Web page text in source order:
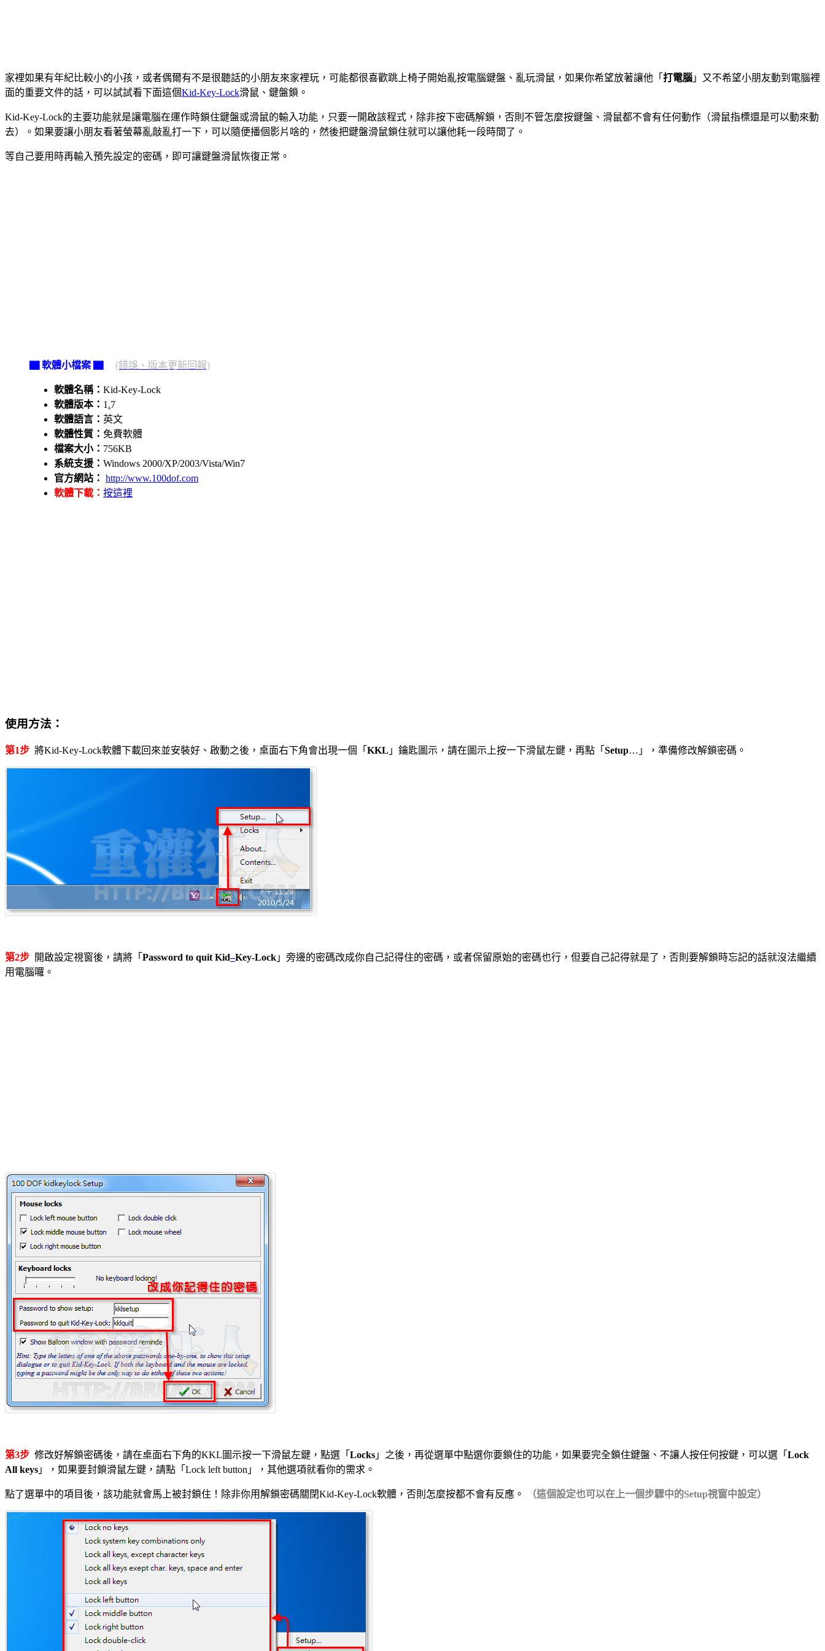
家裡如果有年紀比較小的小孩，或者偶爾有不是很聽話的小朋友來家裡玩，可能都很喜歡跳上椅子開始亂按電腦鍵盤、亂玩滑鼠，如果你希望放著讓他「 打電腦 」又不希望小朋友動到電腦裡
面的重要文件的話，可以試試看下面這個Kid-Key-Lock滑鼠、鍵盤鎖。
Kid-Key-Lock的主要功能就是讓電腦在運作時鎖住鍵盤或滑鼠的輸入功能，只要一開啟該程式，除非按下密碼解鎖，否則不管怎麼按鍵盤、滑鼠都不會有任何動作（滑鼠指標還是可以動來動
去）。如果要讓小朋友看著螢幕亂敲亂打一下，可以隨便播個影片啥的，然後把鍵盤滑鼠鎖住就可以讓他耗一段時間了。
等自己要用時再輸入預先設定的密碼，即可讓鍵盤滑鼠恢復正常。
▇ 軟體小檔案 ▇ (錯誤、版本更新回報)
軟體名稱： Kid-Key-Lock
軟體版本： 1 .7
軟體語言： 英文
軟體性質： 免費軟體
檔案大小： 756KB
系統支援： Windows 2000/XP/2003/Vista/Win7
官方網站： http://www.100dof.com
軟體下載： 按這裡
使用方法：
第1步 將Kid-Key-Lock軟體下載回來並安裝好、啟動之後，桌面右下角會出現一個「 KKL 」鑰匙圖示，請在圖示上按一下滑鼠左鍵，再點「 Setup…」，準備修改解鎖密碼。
第2步 開啟設定視窗後，請將「 Password to quit Kid–Key-Lock 」旁邊的密碼改成你自己記得住的密碼，或者保留原始的密碼也行，但要自己記得就是了，否則要解鎖時忘記的話就沒法繼續
用電腦囉。
第3步 修改好解鎖密碼後，請在桌面右下角的KKL圖示按一下滑鼠左鍵，點選「 Locks 」之後，再從選單中點選你要鎖住的功能，如果要完全鎖住鍵盤、不讓人按任何按鍵，可以選「 Lock
All keys 」，如果要封鎖滑鼠左鍵，請點「Lock left button」，其他選項就看你的需求。
點了選單中的項目後，該功能就會馬上被封鎖住！除非你用解鎖密碼關閉Kid-Key-Lock軟體，否則怎麼按都不會有反應。 （這個設定也可以在上一個步驟中的Setup視窗中設定）